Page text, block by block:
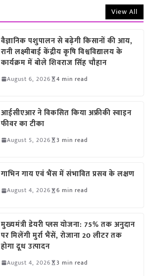
View All
वैज्ञानिक पशुपालन से बढ़ेगी किसानों की आय,
रानी लक्ष्मीबाई केंद्रीय कृषि विश्वविद्यालय के
कार्यक्रम में बोले शिवराज सिंह चौहान
August 6, 2026 4 min read
आईसीएआर ने विकसित किया अफ्रीकी स्वाइन
फीवर का टीका
August 5, 2026 3 min read
गाभिन गाय एवं भैंस में संभावित प्रसव के लक्षण
August 4, 2026 6 min read
मुख्यमंत्री डेयरी प्लस योजना: 75% तक अनुदान
पर मिलेंगी मुर्रा भैंसें, रोजाना 20 लीटर तक
होगा दूध उत्पादन
August 4, 2026 3 min read